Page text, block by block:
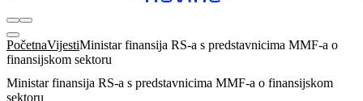
PočetnaVijestiMinistar finansija RS-a s predstavnicima MMF-a o
finansijskom sektoru
Ministar finansija RS-a s predstavnicima MMF-a o finansijskom
sektoru